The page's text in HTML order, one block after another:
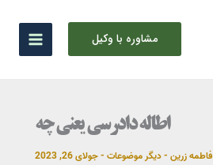
مشاوره با وکیل
اطاله دادرسی یعنی چه
فاطمه زرین -دیگر موضوعات -جولای 26, 2023